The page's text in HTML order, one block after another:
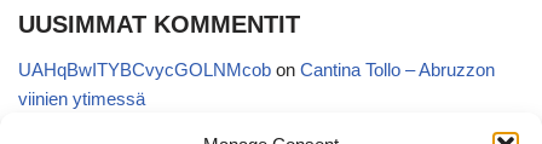
UUSIMMAT KOMMENTIT
UAHqBwITYBCvycGOLNMcob on Cantina Tollo – Abruzzon
viinien ytimessä
EgVGGttRTxKfbqUaWNglbonCantina Tollo – Abruzzon viinien